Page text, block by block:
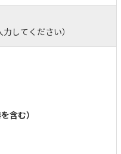
してください）
含む）